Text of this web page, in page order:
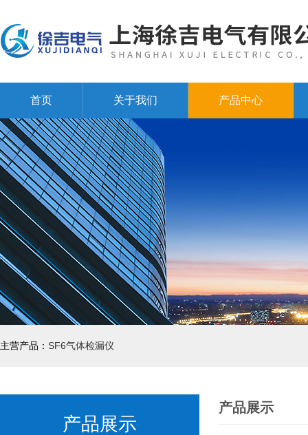
首页 关于我们 产品中心
主营产品： SF6气体检漏仪
产品展示
产品展示